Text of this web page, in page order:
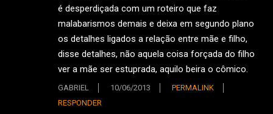
é desperdiçada com um roteiro que faz
malabarismos demais e deixa em segundo plano
os detalhes ligados a relação entre mãe e filho,
disse detalhes, não aquela coisa forçada do filho
ver a mãe ser estuprada, aquilo beira o cômico.
GABRIEL 10/06/2013
PERMALINK
RESPONDER